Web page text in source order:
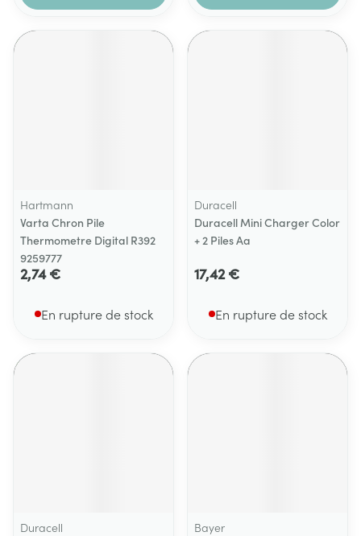
Hartmann
Varta Chron Pile
Thermometre Digital R392
9259777
2,74 €
En rupture de stock
Duracell
Duracell Mini Charger Color
+ 2 Piles Aa
17,42 €
En rupture de stock
Duracell
Bayer